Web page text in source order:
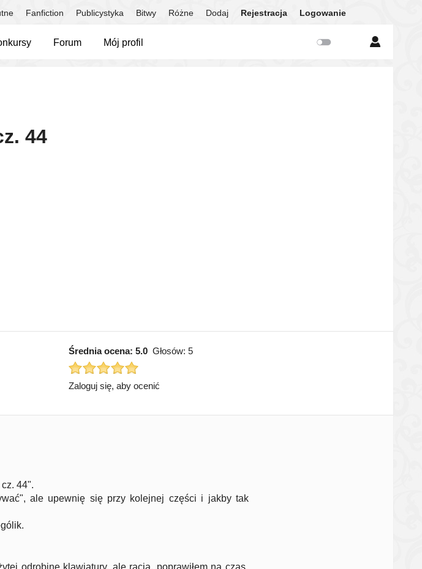
Fanfiction Publicystyka Bitwy Różne Dodaj Rejestracja Logowanie
Forum Mój profil
44
Średnia ocena: 5.0 Głosów: 5
Zaloguj się, aby ocenić
44".
ale upewnię się przy kolejnej części i jakby tak
odrobinę klawiatury, ale racja, poprawiłem na czas